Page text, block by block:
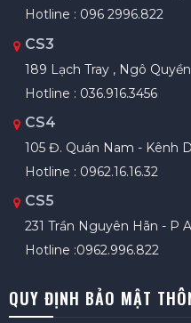
Hotline : 096 2996.822
CS3
189 Lạch Tray , Ngô
Hotline : 036.916.3456
CS4
105 Đ. Quán Nam - Kênh
Hotline : 0962.16.16.32
CS5
231 Trần Nguyên Hãn - P
Hotline :0962.996.822
QUY ĐỊNH BẢO MẬT